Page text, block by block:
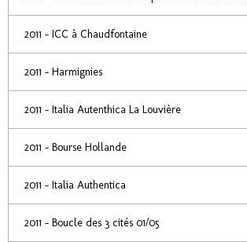
2011 - ICC à Chaudfontaine
2011 - Harmignies
2011 - Italia Autenthica La Louvière
2011 - Bourse Hollande
2011 - Italia Authentica
2011 - Boucle des 3 cités 01/05